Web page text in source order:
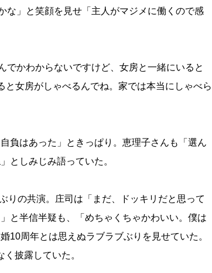
な」と笑顔を見せ「主人がマジメに働くので感
かわからないですけど、女房と一緒にいると
女房がしゃべるんでね。家では本当にしゃべら
負はあった」ときっぱり。恵理子さんも「選ん
としみじみ語っていた。
の共演。庄司は「まだ、ドッキリだと思って
と半信半疑も、「めちゃくちゃかわいい。僕は
10周年とは思えぬラブラブぶりを見せていた。
披露していた。